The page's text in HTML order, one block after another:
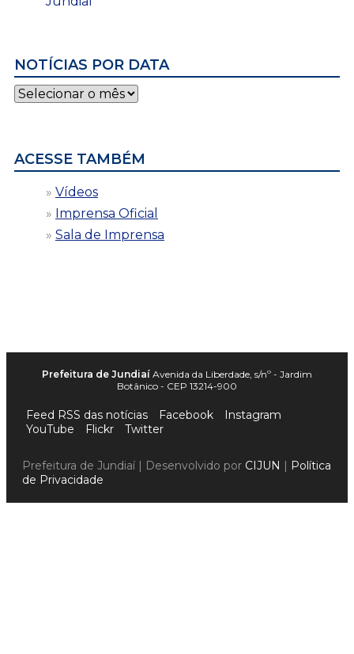
NOTÍCIAS POR DATA
Notícias
por
ACESSE TAMBÉM
Vídeos
Imprensa Oficial
Sala de Imprensa
Prefeitura de Jundiaí Avenida da Liberdade, s/nº - Jardim
Botânico - CEP 13214-900
Feed RSS das notícias Facebook
Instagram
YouTube
Flickr Twitter
Prefeitura de Jundiaí | Desenvolvido por CIJUN
Política
de Privacidade